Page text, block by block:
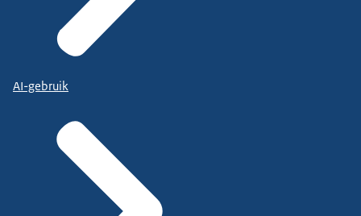
AI-gebruik